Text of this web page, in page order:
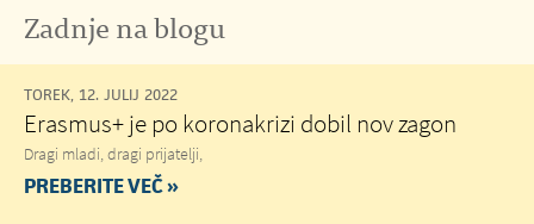
Zadnje na blogu
TOREK, 12. JULIJ 2022
Erasmus+ je po koronakrizi dobil nov zagon
Dragi mladi, dragi prijatelji,
PREBERITE VEČ »